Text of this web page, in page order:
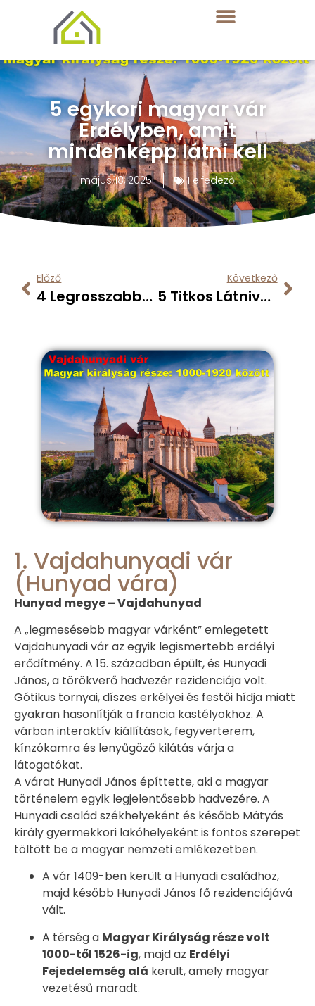
5 egykori magyar vár
Erdélyben, amit
mindenképp látni kell
május 18, 2025 Felfedező
Előző
4 Legrosszabbra Értékelt Magyarországi Szállás A Bookingon
Következő
5 Titkos Látnivaló A Mátrában, Amit Kevesen Ismernek
1. Vajdahunyadi vár
(Hunyad vára)
Hunyad megye – Vajdahunyad
A „legmesésebb magyar várként” emlegetett
Vajdahunyadi vár az egyik legismertebb erdélyi
erődítmény. A 15. században épült, és Hunyadi
János, a törökverő hadvezér rezidenciája volt.
Gótikus tornyai, díszes erkélyei és festői hídja miatt
gyakran hasonlítják a francia kastélyokhoz. A
várban interaktív kiállítások, fegyverterem,
kínzókamra és lenyűgöző kilátás várja a
látogatókat.
A várat Hunyadi János építtette, aki a magyar
történelem egyik legjelentősebb hadvezére. A
Hunyadi család székhelyeként és később Mátyás
király gyermekkori lakóhelyeként is fontos szerepet
töltött be a magyar nemzeti emlékezetben.
A vár 1409-ben került a Hunyadi családhoz,
majd később Hunyadi János fő rezidenciájává
vált.
A térség a Magyar Királyság része volt
1000-től 1526-ig, majd az Erdélyi
Fejedelemség alá került, amely magyar
vezetésű maradt.